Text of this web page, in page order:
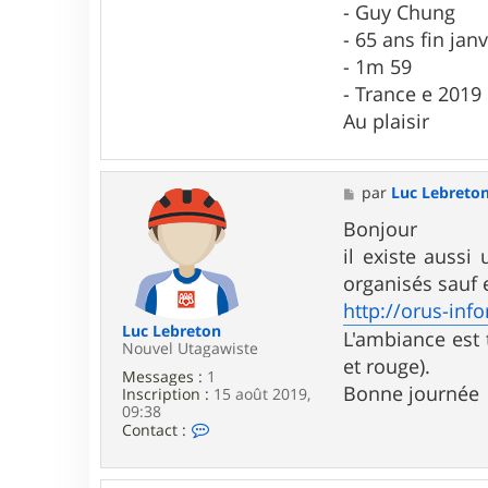
- Guy Chung
- 65 ans fin
- 1m 59
- Trance e 2019
Au plaisir
Luc Lebreton
Nouvel Utagawiste
Messages : 1
Inscription : 15 août 2019,
09:38
Contact :
t
M
e
s
s
a
g
e
par Luc
Bonjour
il existe aussi
organisés sauf
http://orus-
L'ambiance
et rouge).
Bonne journée